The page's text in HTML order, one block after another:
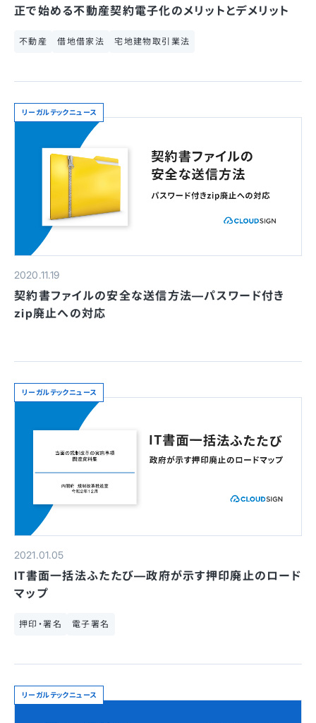
正で始める不動産契約電子化のメリットとデメリット
不動産 借地借家法 宅地建物取引業法
リーガルテックニュース
2020.11.19
契約書ファイルの安全な送信方法—パスワード付き
zip廃止への対応
リーガルテックニュース
2021.01.05
IT書面一括法ふたたび—政府が示す押印廃止のロード
マップ
押印・署名 電子署名
リーガルテックニュース